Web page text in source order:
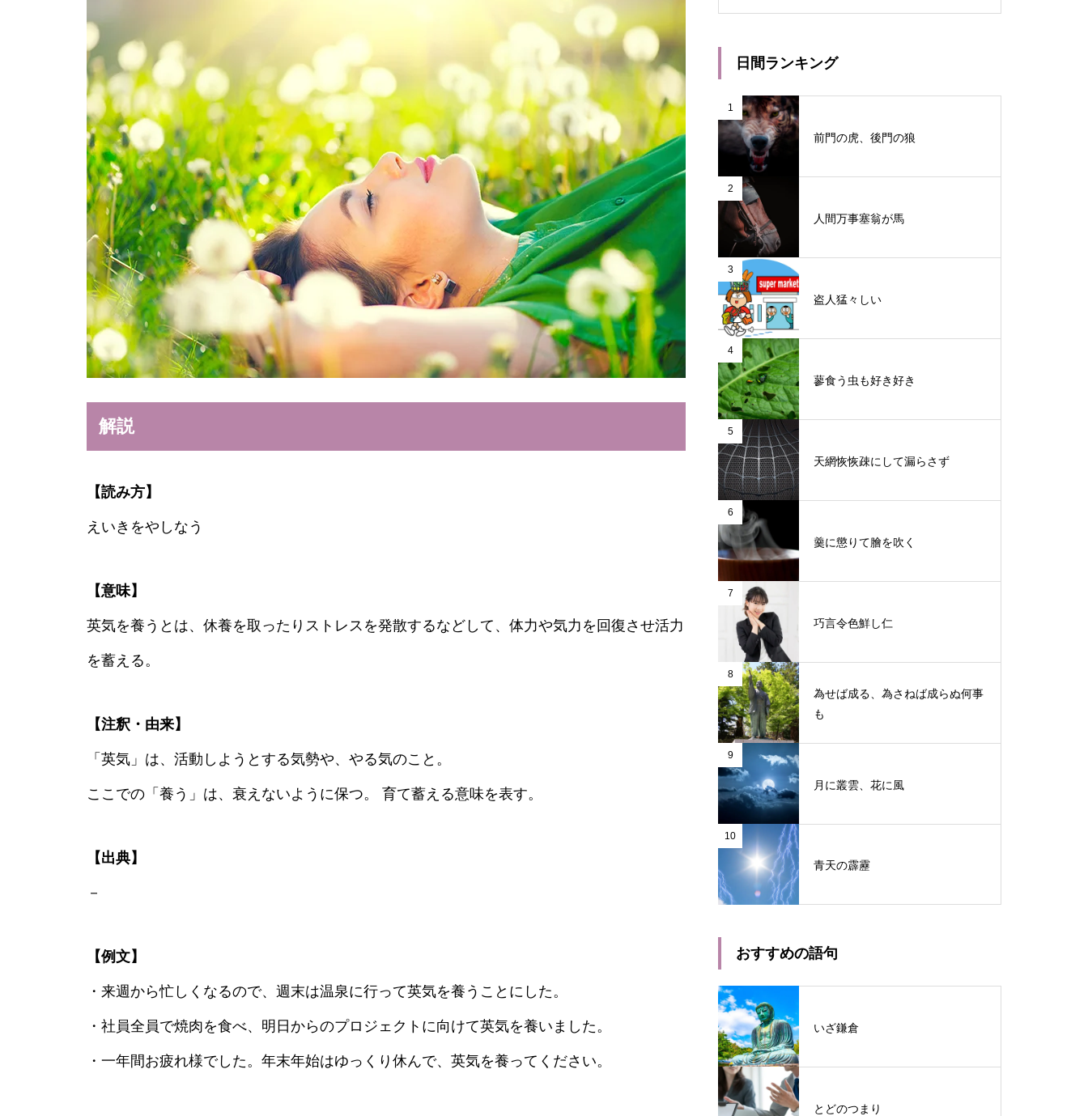
解説
【読み方】
えいきをやしなう
【意味】
英気を養うとは、休養を取ったりストレスを発散するなどして、体力や気力を回復させ活力
を蓄える。
【注釈・由来】
「英気」は、活動しようとする気勢や、やる気のこと。
ここでの「養う」は、衰えないように保つ。 育て蓄える意味を表す。
【出典】
－
【例文】
・来週から忙しくなるので、週末は温泉に行って英気を養うことにした。
・社員全員で焼肉を食べ、明日からのプロジェクトに向けて英気を養いました。
・一年間お疲れ様でした。年末年始はゆっくり休んで、英気を養ってください。
日間ランキング
1
前門の虎、後門の狼
2
人間万事塞翁が馬
3
盗人猛々しい
4
蓼食う虫も好き好き
5
天網恢恢疎にして漏らさず
6
羹に懲りて膾を吹く
7
巧言令色鮮し仁
8
為せば成る、為さねば成らぬ何事
も
9
月に叢雲、花に風
10
青天の霹靂
おすすめの語句
いざ鎌倉
とどのつまり